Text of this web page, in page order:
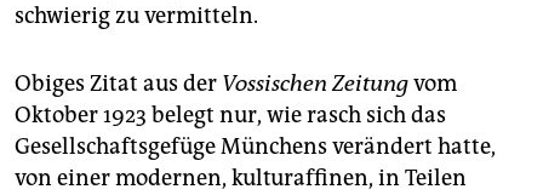
schwierig zu vermitteln.
Obiges Zitat aus der Vossischen Zeitungvom
Oktober 1923 belegt nur, wie rasch sich das
Gesellschaftsgefüge Münchens verändert hatte,
von einer modernen, kulturaffinen, in Teilen